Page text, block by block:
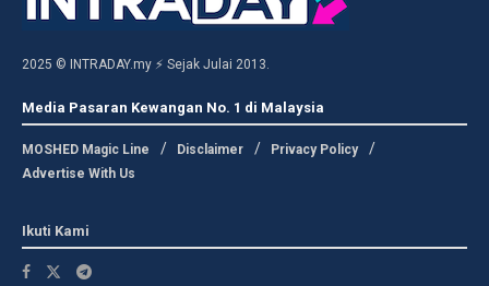
2025 © INTRADAY.my ⚡ Sejak Julai 2013.
Media Pasaran Kewangan No. 1 di Malaysia
MOSHED Magic Line Disclaimer
Privacy Policy
Advertise With Us
Ikuti Kami